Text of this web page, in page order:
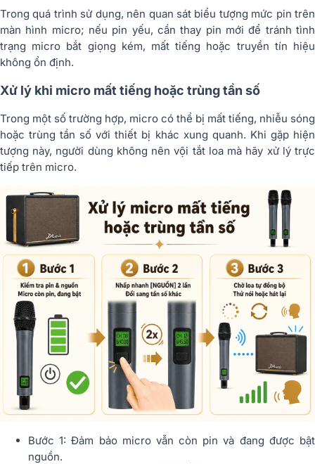
Trong quá trình sử dụng, nên quan sát biểu tượng mức pin trên
màn hình micro; nếu pin yếu, cần thay pin mới để tránh tình
trạng micro bắt giọng kém, mất tiếng hoặc truyền tín hiệu
không ổn định.
Xử lý khi micro mất tiếng hoặc trùng tần số
Trong một số trường hợp, micro có thể bị mất tiếng, nhiễu sóng
hoặc trùng tần số với thiết bị khác xung quanh. Khi gặp hiện
tượng này, người dùng không nên vội tắt loa mà hãy xử lý trực
tiếp trên micro.
Bước 1: Đảm bảo micro vẫn còn pin và đang được bật
nguồn.